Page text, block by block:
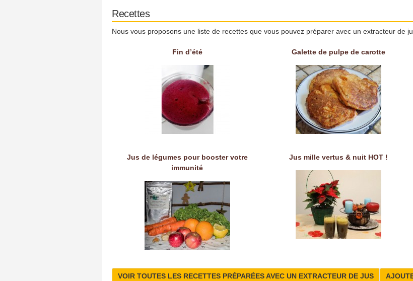
Recettes
Nous vous proposons une liste de recettes que vous pouvez préparer avec un extracteur de
Fin d’été Galette de pulpe de carotte
Jus de légumes pour booster votre
immunité
Jus mille vertus & nuit HOT !
VOIR TOUTES LES RECETTES PRÉPARÉES AVEC UN EXTRACTEUR DE JUS